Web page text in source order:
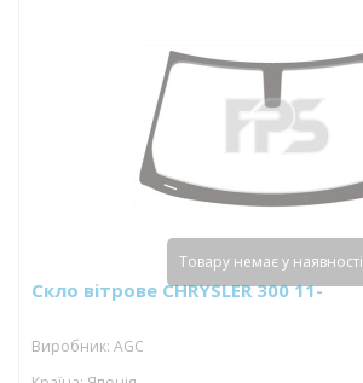
Скло вітрове CHRYSLER 300 11-
Виробник: AGC
Товару немає у наявності